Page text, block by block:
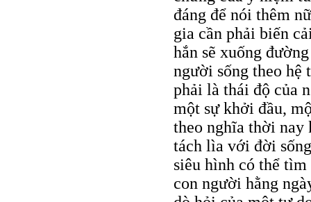
đáng để nói thêm
gia cần phải biến
hắn sẽ xuống
người sống theo hệ
phải là thái độ của
một sự khởi đầu,
theo nghĩa thời nay
tách lìa với đời
siêu hình có thể
con người hằng